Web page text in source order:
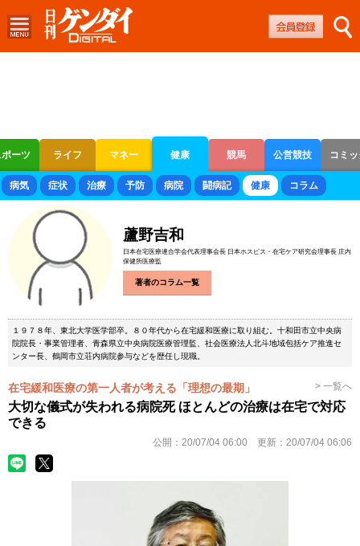
ーツ ライフ マネー 健康 競馬 公営競技 コミ
ボートレース 競輪 オートレース
病気 症状 治療 予防 病院 闘病記 健康 コラム
蘆野吉和
日本在宅医療連合学会代表理事会長 日本ホスピス・在宅ケア研究会理事長 庄内
保健所医療監
著者のコラム一覧
１９７８年、東北大学医学部卒。８０年代から在宅緩和医療に取り組む。十和田市立中央病
院院長・事業管理者、青森県立中央病院医療管理監、社会医療法人北斗地域包括ケア推進セ
ンター長、鶴岡市立荘内病院参与などを歴任し現職。
在宅緩和医療の第一人者が考える「理想の最期」 > 一覧へ
大切な儀式が失われる病院死 ほとんどの治療は在宅で対応
できる
公開： 20/07/04 06:00 更新： 20/07/04 06:06